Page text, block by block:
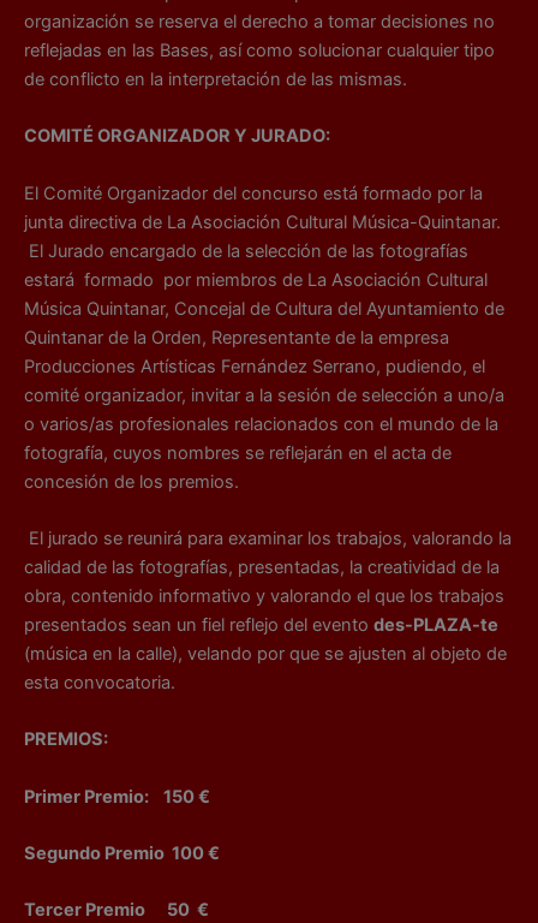
organización se reserva el derecho a tomar decisiones no
reflejadas en las Bases, así como solucionar cualquier tipo
de conflicto en la interpretación de las mismas.
COMITÉ ORGANIZADOR Y JURADO:
El Comité Organizador del concurso está formado por la
junta directiva de La Asociación Cultural Música-Quintanar.
El Jurado encargado de la selección de las fotografías
estará formado por miembros de La Asociación Cultural
Música Quintanar, Concejal de Cultura del Ayuntamiento de
Quintanar de la Orden, Representante de la empresa
Producciones Artísticas Fernández Serrano, pudiendo, el
comité organizador, invitar a la sesión de selección a uno/a
o varios/as profesionales relacionados con el mundo de la
fotografía, cuyos nombres se reflejarán en el acta de
concesión de los premios.
El jurado se reunirá para examinar los trabajos, valorando la
calidad de las fotografías, presentadas, la creatividad de la
obra, contenido informativo y valorando el que los trabajos
presentados sean un fiel reflejo del evento des-PLAZA-te
(música en la calle), velando por que se ajusten al objeto de
esta convocatoria.
PREMIOS:
Primer Premio: 150 €
Segundo Premio 100 €
Tercer Premio 50 €